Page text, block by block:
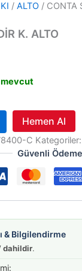
/ ALTO / CONTA
K. ALTO
Hemen Al
C Kategoriler:
Güvenli Ödeme
& Bilgilendirme
dahildir.